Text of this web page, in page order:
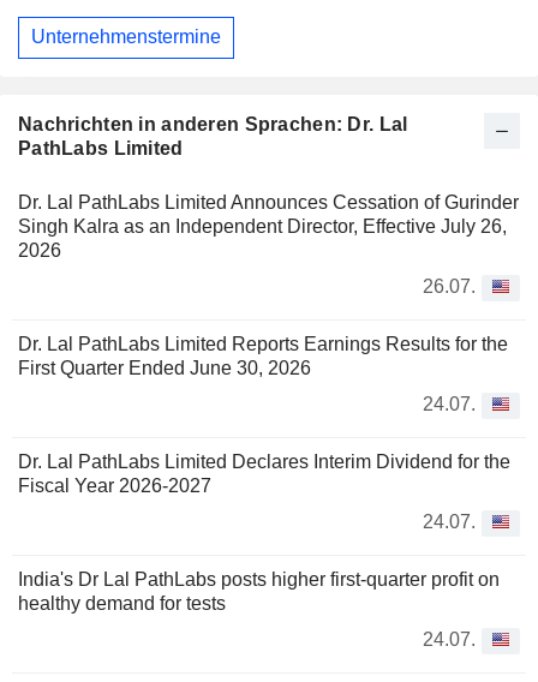
Nachrichten in anderen Sprachen: Dr. Lal
PathLabs Limited
Dr. Lal PathLabs Limited Announces Cessation of Gurinder
Singh Kalra as an Independent Director, Effective July 26,
2026
26.07.
Dr. Lal PathLabs Limited Reports Earnings Results for the
First Quarter Ended June 30, 2026
24.07.
Dr. Lal PathLabs Limited Declares Interim Dividend for the
Fiscal Year 2026-2027
24.07.
India's Dr Lal PathLabs posts higher first-quarter profit on
healthy demand for tests
24.07.
Unternehmenstermine